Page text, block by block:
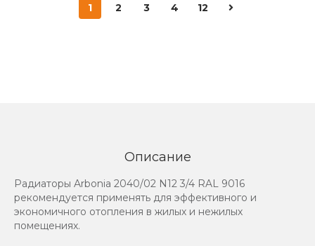
1 2 3 4 12
Описание
Радиаторы Arbonia 2040/02 N12 3/4 RAL 9016
рекомендуется применять для эффективного и
экономичного отопления в жилых и нежилых
помещениях.